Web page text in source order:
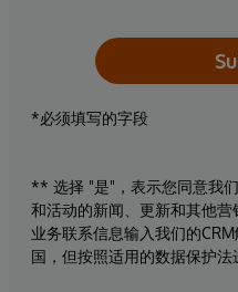
*必须填写的字段
** 选择 "是"，表示您同意我
和活动的新闻、更新和其他
业务联系信息输入我们的
国，但按照适用的数据保护法